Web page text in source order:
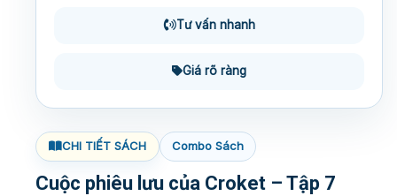
Tư vấn nhanh
Giá rõ ràng
CHI TIẾT SÁCH Combo Sách
Cuộc phiêu lưu của Croket – Tập 7